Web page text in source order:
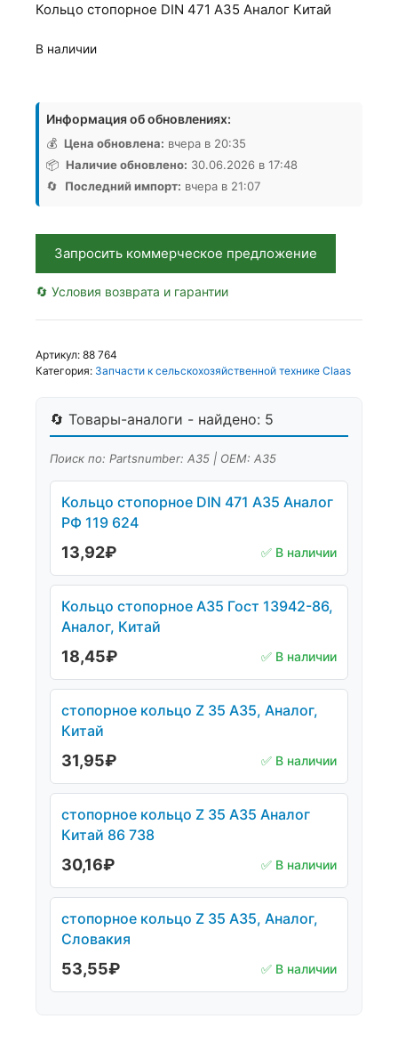
Кольцо стопорное DIN 471 А35 Аналог Китай
В наличии
товара
Кольцо
стопорное
DIN
471
А35,
Информация об обновлениях:
💰 Цена обновлена: вчера в 20:35
📦 Наличие обновлено: 30.06.2026 в 17:48
🔄
Последний импорт: вчера в 21:07
Запросить коммерческое предложение
🔄 Условия возврата и гарантии
Артикул: 88 764
Категория: Запчасти к сельскохозяйственной технике Claas
🔄 Товары-аналоги - найдено: 5
Поиск по: Partsnumber: А35 | OEM: А35
Кольцо стопорное DIN 471 A35 Аналог
РФ 119 624
13,92₽ ✅ В наличии
Кольцо стопорное А35 Гост 13942-86,
Аналог, Китай
18,45₽ ✅ В наличии
стопорное кольцо Z 35 А35, Аналог,
Китай
31,95₽ ✅ В наличии
стопорное кольцо Z 35 А35 Аналог
Китай 86 738
30,16₽ ✅ В наличии
стопорное кольцо Z 35 А35, Аналог,
Словакия
53,55₽ ✅ В наличии